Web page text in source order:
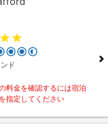
ド
料金を確認するには宿泊
指定してください